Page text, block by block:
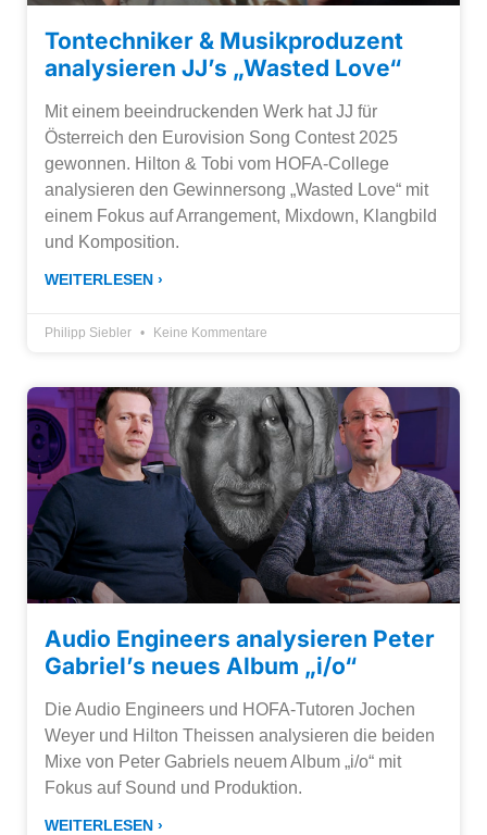
Tontechniker & Musikproduzent
analysieren JJ’s „Wasted Love“
Mit einem beeindruckenden Werk hat JJ für
Österreich den Eurovision Song Contest 2025
gewonnen. Hilton & Tobi vom HOFA-College
analysieren den Gewinnersong „Wasted Love“ mit
einem Fokus auf Arrangement, Mixdown, Klangbild
und Komposition.
WEITERLESEN ›
Philipp Siebler Keine Kommentare
Audio Engineers analysieren Peter
Gabriel’s neues Album „i/o“
Die Audio Engineers und HOFA-Tutoren Jochen
Weyer und Hilton Theissen analysieren die beiden
Mixe von Peter Gabriels neuem Album „i/o“ mit
Fokus auf Sound und Produktion.
WEITERLESEN ›